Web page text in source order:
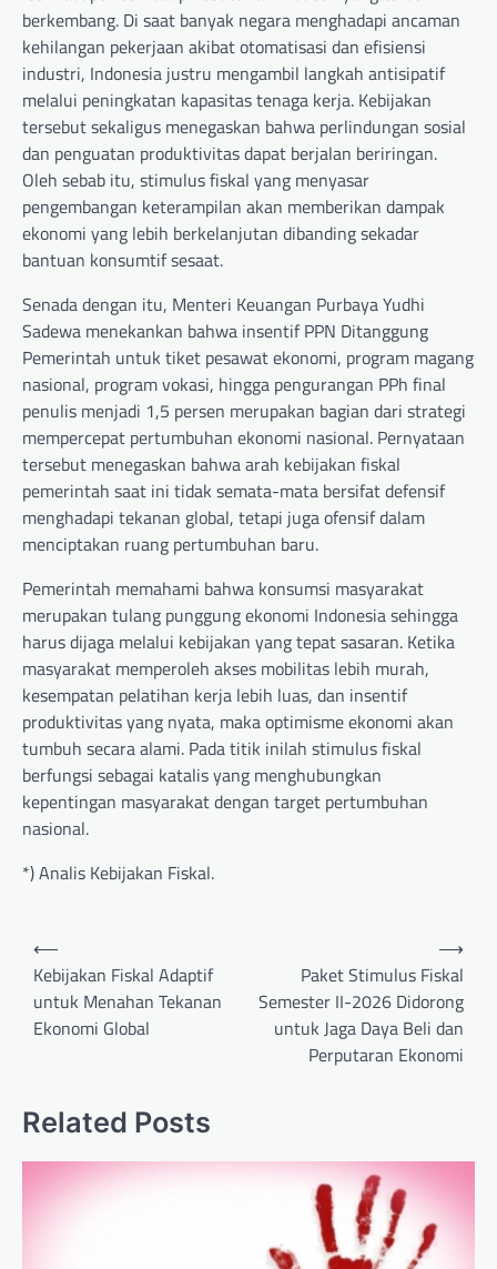
berkembang. Di saat banyak negara menghadapi ancaman
kehilangan pekerjaan akibat otomatisasi dan efisiensi
industri, Indonesia justru mengambil langkah antisipatif
melalui peningkatan kapasitas tenaga kerja. Kebijakan
tersebut sekaligus menegaskan bahwa perlindungan sosial
dan penguatan produktivitas dapat berjalan beriringan.
Oleh sebab itu, stimulus fiskal yang menyasar
pengembangan keterampilan akan memberikan dampak
ekonomi yang lebih berkelanjutan dibanding sekadar
bantuan konsumtif sesaat.
Senada dengan itu, Menteri Keuangan Purbaya Yudhi
Sadewa menekankan bahwa insentif PPN Ditanggung
Pemerintah untuk tiket pesawat ekonomi, program magang
nasional, program vokasi, hingga pengurangan PPh final
penulis menjadi 1,5 persen merupakan bagian dari strategi
mempercepat pertumbuhan ekonomi nasional. Pernyataan
tersebut menegaskan bahwa arah kebijakan fiskal
pemerintah saat ini tidak semata-mata bersifat defensif
menghadapi tekanan global, tetapi juga ofensif dalam
menciptakan ruang pertumbuhan baru.
Pemerintah memahami bahwa konsumsi masyarakat
merupakan tulang punggung ekonomi Indonesia sehingga
harus dijaga melalui kebijakan yang tepat sasaran. Ketika
masyarakat memperoleh akses mobilitas lebih murah,
kesempatan pelatihan kerja lebih luas, dan insentif
produktivitas yang nyata, maka optimisme ekonomi akan
tumbuh secara alami. Pada titik inilah stimulus fiskal
berfungsi sebagai katalis yang menghubungkan
kepentingan masyarakat dengan target pertumbuhan
nasional.
*) Analis Kebijakan Fiskal.
Post
navigation
⟵
Kebijakan Fiskal Adaptif
untuk Menahan Tekanan
Ekonomi Global
Paket Stimulus Fiskal
Semester II-2026 Didorong
untuk Jaga Daya Beli dan
Perputaran Ekonomi
⟶
Related Posts